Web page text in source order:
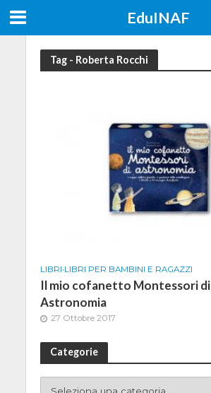
EduINAF
Tag - Roberta Rocchi
LIBRI•LIBRI PER BAMBINI E RAGAZZI
Il mio cofanetto Montessori di
Astronomia
27 Ottobre 2017
Categorie